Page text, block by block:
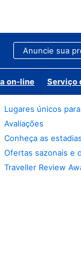
Anuncie sua
on-line Serviço
Lugares únicos
Avaliações
Conheça as
Ofertas sazonais e
Traveller Review